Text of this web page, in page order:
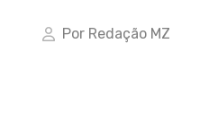
Por Redação MZ